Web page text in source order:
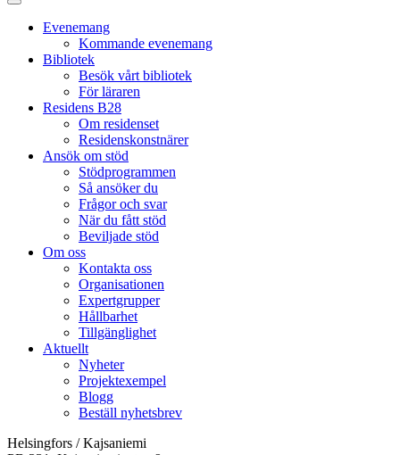
Stäng
huvudmenyn
Evenemang
Kommande evenemang
Bibliotek
Besök vårt bibliotek
För läraren
Residens B28
Om residenset
Residenskonstnärer
Ansök om stöd
Stödprogrammen
Så ansöker du
Frågor och svar
När du fått stöd
Beviljade stöd
Om oss
Kontakta oss
Organisationen
Expertgrupper
Hållbarhet
Tillgänglighet
Aktuellt
Nyheter
Projektexempel
Blogg
Beställ nyhetsbrev
Helsingfors / Kajsaniemi